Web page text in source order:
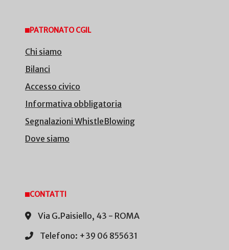
PATRONATO CGIL
Chi siamo
Bilanci
Accesso civico
Informativa obbligatoria
Segnalazioni WhistleBlowing
Dove siamo
CONTATTI
Via G.Paisiello, 43 - ROMA
Telefono: +39 06 855631